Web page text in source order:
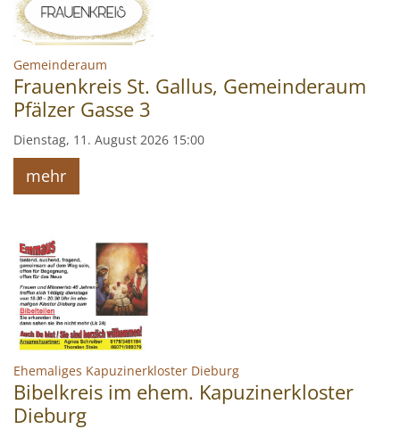
Gemeinderaum
Frauenkreis St. Gallus, Gemeinderaum
Pfälzer Gasse 3
Dienstag, 11. August 2026 15:00
mehr
Ehemaliges Kapuzinerkloster Dieburg:
Bibelkreis im ehem. Kapuzinerkloster
Dieburg